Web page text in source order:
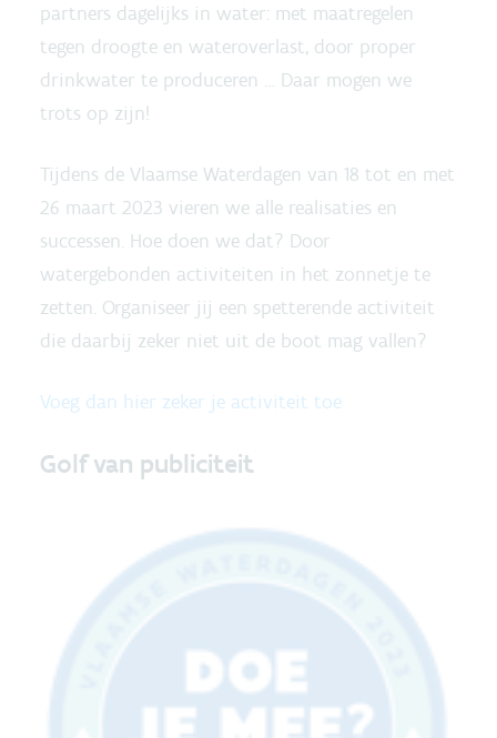
partners dagelijks in water: met maatregelen
tegen droogte en wateroverlast, door proper
drinkwater te produceren … Daar mogen we
trots op zijn!
Tijdens de Vlaamse Waterdagen van 18 tot en met
26 maart 2023 vieren we alle realisaties en
successen. Hoe doen we dat? Door
watergebonden activiteiten in het zonnetje te
zetten. Organiseer jij een spetterende activiteit
die daarbij zeker niet uit de boot mag vallen?
Voeg dan hier zeker je activiteit toe
Golf van publiciteit